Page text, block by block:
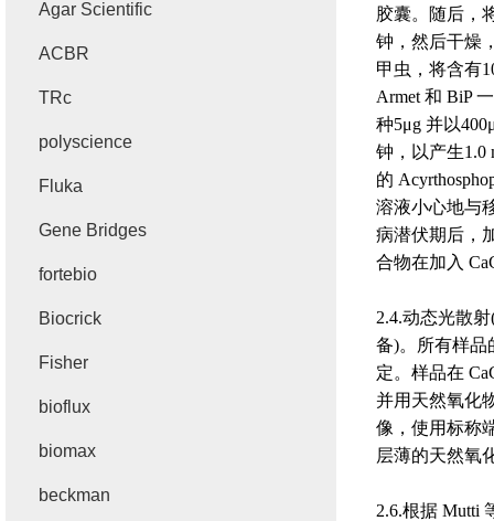
胶囊。随后，
钟，然后干燥
甲虫，将含有
Armet 和 BiP
种5μg 并以
钟，以产生1.0
的
溶液小心地与
病潜伏期后，
合物在加入
2.4.动态光散射
备)。所有样品
定。样品在
并用天然氧化
像，使用标称
层薄的天然氧
2.6.根据 Mutti
Agar Scientific
ACBR
TRc
polyscience
Fluka
Gene Bridges
fortebio
Biocrick
Fisher
bioflux
biomax
beckman